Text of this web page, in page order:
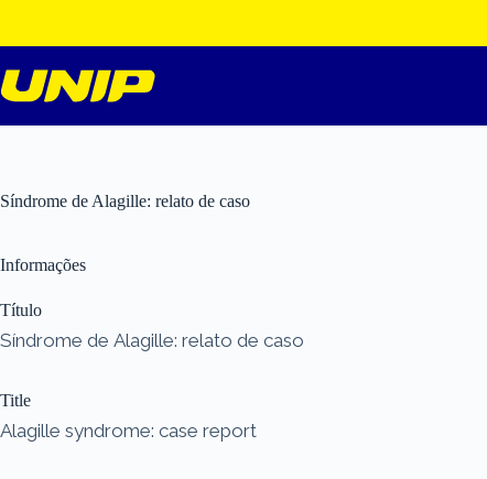
o
conteúdo
Síndrome de Alagille: relato de caso
Informações
Título
Síndrome de Alagille: relato de caso
Title
Alagille syndrome: case report